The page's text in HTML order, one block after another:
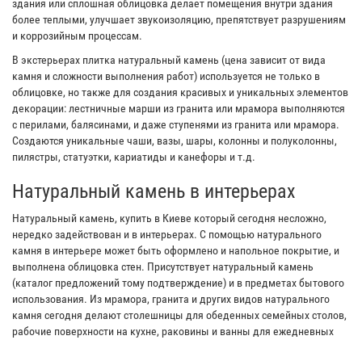
здания или сплошная облицовка делает помещения внутри здания
более теплыми, улучшает звукоизоляцию, препятствует разрушениям
и коррозийным процессам.
В экстерьерах плитка натуральный камень (цена зависит от вида
камня и сложности выполнения работ) используется не только в
облицовке, но также для создания красивых и уникальных элементов
декорации: лестничные марши из гранита или мрамора выполняются
с перилами, балясинами, и даже ступенями из гранита или мрамора.
Создаются уникальные чаши, вазы, шары, колонны и полуколонны,
пилястры, статуэтки, кариатиды и канефоры и т.д.
Натуральный камень в интерьерах
Натуральный камень, купить в Киеве который сегодня несложно,
нередко задействован и в интерьерах. С помощью натурального
камня в интерьере может быть оформлено и напольное покрытие, и
выполнена облицовка стен. Присутствует натуральный камень
(каталог предложений тому подтверждение) и в предметах бытового
использования. Из мрамора, гранита и других видов натурального
камня сегодня делают столешницы для обеденных семейных столов,
рабочие поверхности на кухне, раковины и ванны для ежедневных